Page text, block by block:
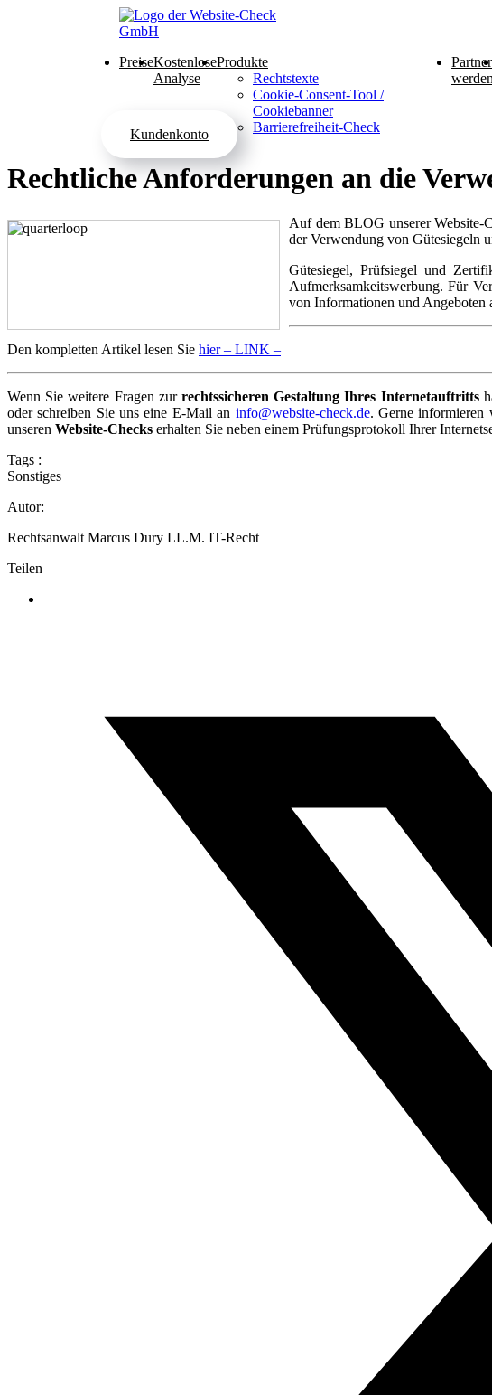
PreiseKostenlose
Analyse
Produkte
Rechtstexte
Cookie-Consent-Tool /
Cookiebanner
Barrierefreiheit-Check
Partner
werden
Kundenkonto
Rechtliche Anforderungen an die
Auf dem BLOG unserer Website-
der Verwendung von Gütesiegeln
Gütesiegel, Prüfsiegel und
Aufmerksamkeitswerbung. Für
von Informationen und Angeboten
Den kompletten Artikel lesen Sie hier – LINK –
Wenn Sie weitere Fragen zurrechtssicheren Gestaltung Ihres Internetauftritts
oder schreiben Sie uns eine E-Mail an info@website-check.de. Gerne informieren
unseren Website-Checks erhalten Sie neben einem Prüfungsprotokoll Ihrer
Tags :
Sonstiges
Autor:
Rechtsanwalt Marcus Dury LL.M. IT-Recht
Teilen